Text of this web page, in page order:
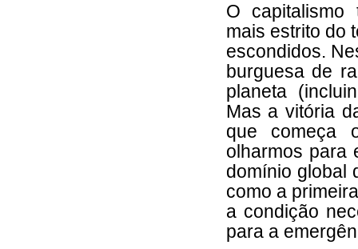
O capitalismo
mais estrito do
escondidos.
burguesa de
planeta
Mas a vitória
que começa
olharmos para
domínio global
como a
a condição
para a